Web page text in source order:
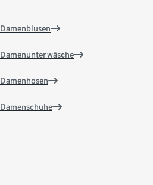
Damenblusen
Damenunterwäsche
Damenhosen
Damenschuhe